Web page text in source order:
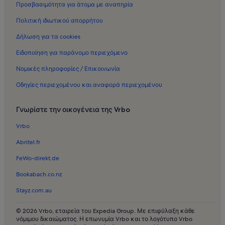
Μουσείο Χώρας
Ενοικιαζόμενες κατοικίες στον προορισμό Λιμνοθάλασσα
Ενοικιαζόμενες κατοικίες στον προορισμό Πύλος
Ενοικιαζόμενες κατοικίες στον προορισμό Μαραθούπολη
Ενοικιαζόμενες κατοικίες στον προορισμό Παραλία
Λαγκουβάρδου
Ενοικιαζόμενες κατοικίες στον προορισμό Καταρράκτες
Πολυλιμνίου
Προσβασιμότητα για άτομα με αναπηρία
Πολιτική ιδιωτικού απορρήτου
Δήλωση για τα cookies
Ειδοποίηση για παράνομο περιεχόμενο
Νομικές πληροφορίες / Επικοινωνία
Οδηγίες περιεχομένου και αναφορά περιεχομένου
Γνωρίστε την οικογένεια της Vrbo
Vrbo
Abritel.fr
FeWo-direkt.de
Bookabach.co.nz
Stayz.com.au
© 2026 Vrbo, εταιρεία του Expedia Group. Με επιφύλαξη κάθε
νόμιμου δικαιώματος. Η επωνυμία Vrbo και το λογότυπο Vrbo